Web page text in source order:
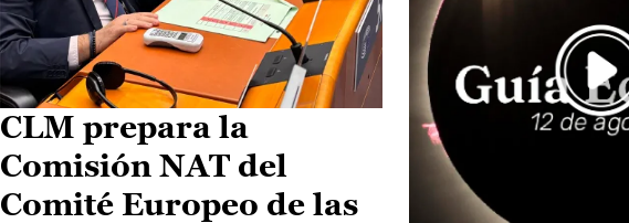
CLM prepara la
Comisión NAT del
Comité Europeo de las